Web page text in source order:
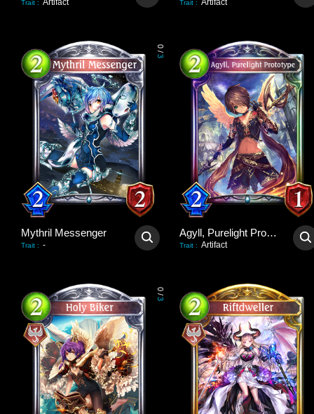
Trait : Artifact Trait : Artifact
0
/
3
Mythril Messenger
Trait : -
Agyll, Purelight Prototype
Trait : Artifact
0
/
3